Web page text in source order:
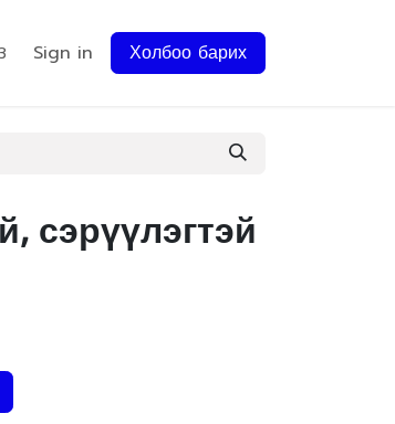
Sign in Холбоо барих
сэрүүлэгтэй